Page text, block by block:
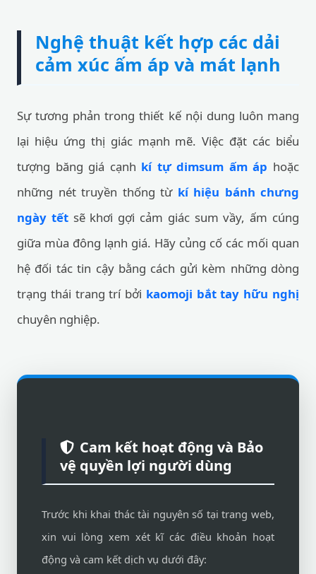
Nghệ thuật kết hợp các dải
cảm xúc ấm áp và mát lạnh
Sự tương phản trong thiết kế nội dung luôn mang
lại hiệu ứng thị giác mạnh mẽ. Việc đặt các biểu
tượng băng giá cạnh kí tự dimsum ấm áp hoặc
những nét truyền thống từ kí hiệu bánh chưng
ngày tếtsẽ khơi gợi cảm giác sum vầy, ấm cúng
giữa mùa đông lạnh giá. Hãy củng cố các mối quan
hệ đối tác tin cậy bằng cách gửi kèm những dòng
trạng thái trang trí bởi kaomoji bắt tay hữu nghị
chuyên nghiệp.
Cam kết hoạt động và Bảo
vệ quyền lợi người dùng
Trước khi khai thác tài nguyên số tại trang web,
xin vui lòng xem xét kĩ các điều khoản hoạt
động và cam kết dịch vụ dưới đây: